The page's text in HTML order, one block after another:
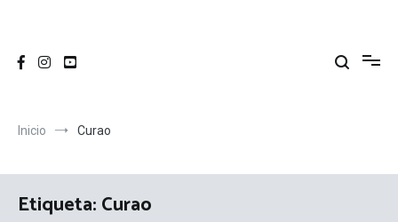
Inicio Curao
Etiqueta:Curao